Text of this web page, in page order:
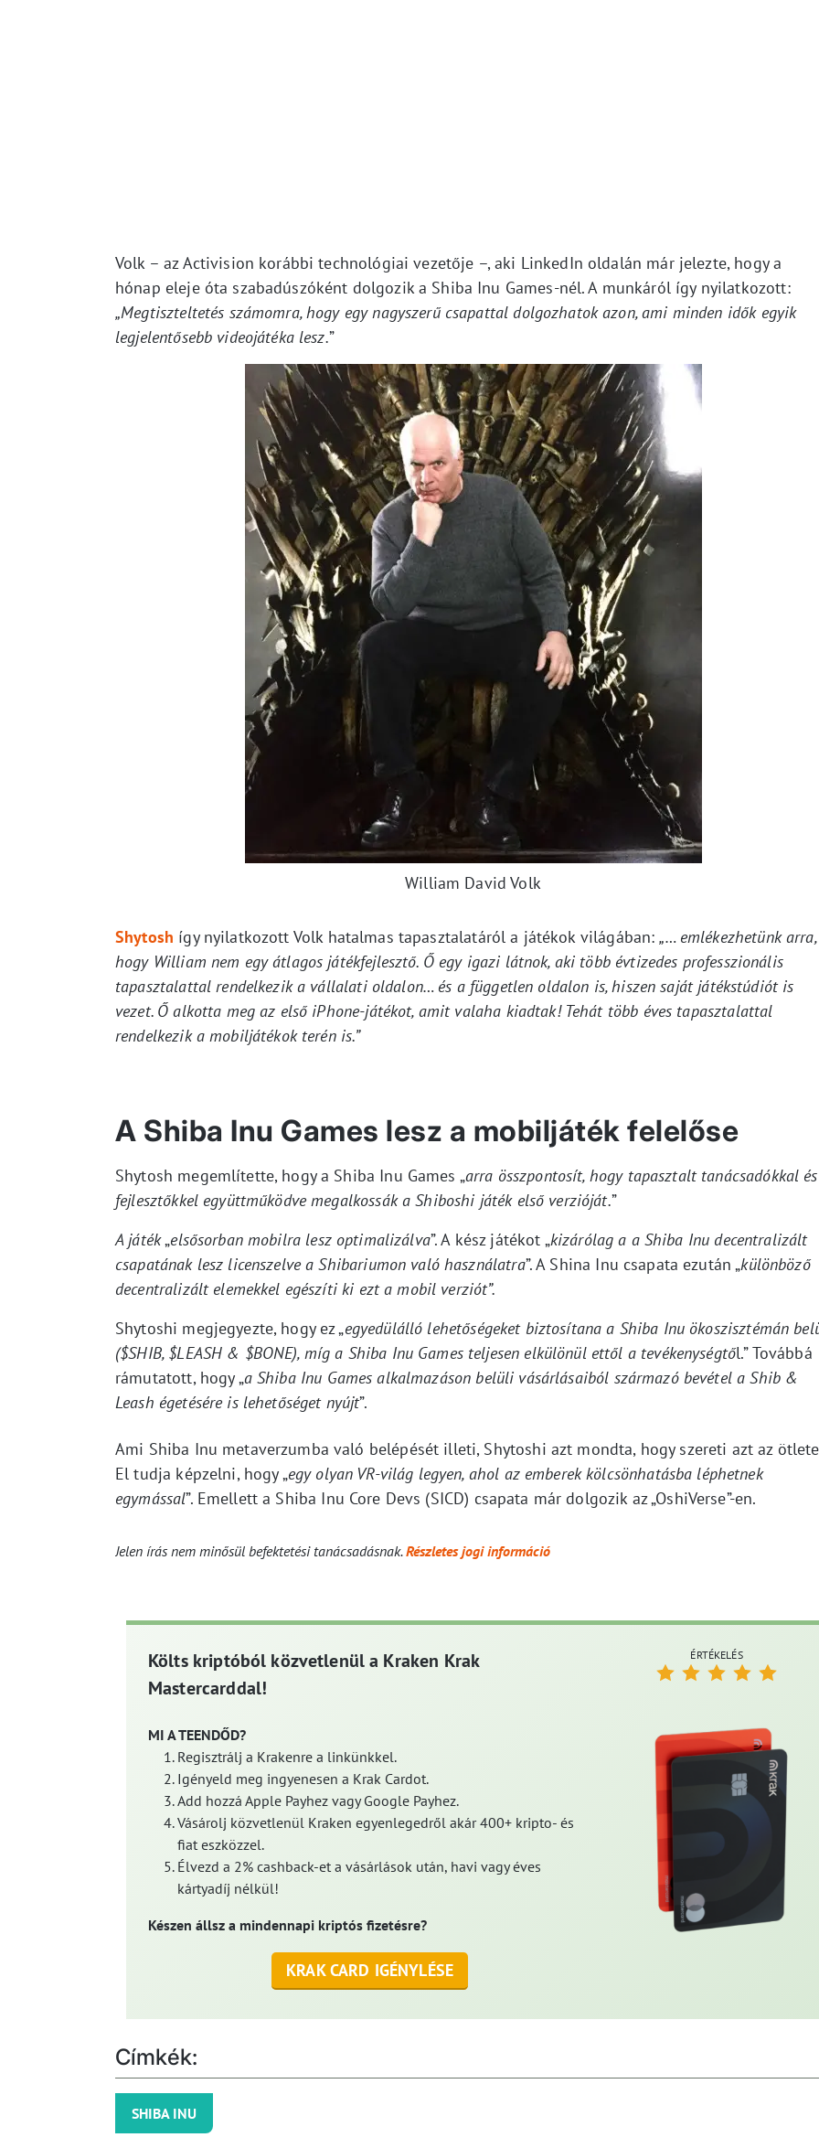
Volk – az Activision korábbi technológiai vezetője –, aki LinkedIn oldalán már jelezte, hogy a
hónap eleje óta szabadúszóként dolgozik a Shiba Inu Games-nél. A munkáról így nyilatkozott:
„Megtiszteltetés számomra, hogy egy nagyszerű csapattal dolgozhatok azon, ami minden idők egyik
legjelentősebb videojátéka lesz.”
William David Volk
Shytosh így nyilatkozott Volk hatalmas tapasztalatáról a játékok világában:„… emlékezhetünk arra,
hogy William nem egy átlagos játékfejlesztő. Ő egy igazi látnok, aki több évtizedes professzionális
tapasztalattal rendelkezik a vállalati oldalon… és a független oldalon is, hiszen saját játékstúdiót is
vezet. Ő alkotta meg az első iPhone-játékot, amit valaha kiadtak! Tehát több éves tapasztalattal
rendelkezik a mobiljátékok terén is.”
A Shiba Inu Games lesz a mobiljáték felelőse
Shytosh megemlítette, hogy a Shiba Inu Games „arra összpontosít, hogy tapasztalt tanácsadókkal és
fejlesztőkkel együttműködve megalkossák a Shiboshi játék első verzióját.”
A játék„elsősorban mobilra lesz optimalizálva”. A kész játékot „kizárólag a a Shiba Inu decentralizált
csapatának lesz licenszelve a Shibariumon való használatra”. A Shina Inu csapata ezután „különböző
decentralizált elemekkel egészíti ki ezt a mobil verziót”.
Shytoshi megjegyezte, hogy ez „egyedülálló lehetőségeket biztosítana a Shiba Inu ökoszisztémán
($SHIB, $LEASH & $BONE), míg a Shiba Inu Games teljesen elkülönül ettől a tevékenységtől.” Továbbá
rámutatott, hogy „a Shiba Inu Games alkalmazáson belüli vásárlásaiból származó bevétel a Shib &
Leash égetésére is lehetőséget nyújt”.
Ami Shiba Inu metaverzumba való belépését illeti, Shytoshi azt mondta, hogy szereti azt az
El tudja képzelni, hogy „egy olyan VR-világ legyen, ahol az emberek kölcsönhatásba léphetnek
egymással”. Emellett a Shiba Inu Core Devs (SICD) csapata már dolgozik az „OshiVerse”-en.
Jelen írás nem minősül befektetési tanácsadásnak.Részletes jogi információ
Költs kriptóból közvetlenül a Kraken Krak
Mastercarddal!
MI A TEENDŐD?
Regisztrálj a Krakenre a linkünkkel.
Igényeld meg ingyenesen a Krak Cardot.
Add hozzá Apple Payhez vagy Google Payhez.
Vásárolj közvetlenül Kraken egyenlegedről akár 400+ kripto- és
fiat eszközzel.
Élvezd a 2% cashback-et a vásárlások után, havi vagy éves
kártyadíj nélkül!
Készen állsz a mindennapi kriptós fizetésre?
KRAK CARD IGÉNYLÉSE
ÉRTÉKELÉS
Címkék:
SHIBA INU